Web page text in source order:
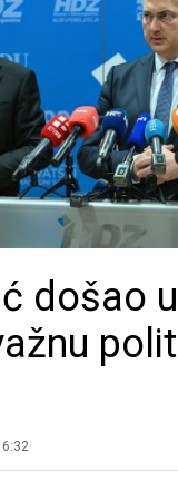
došao